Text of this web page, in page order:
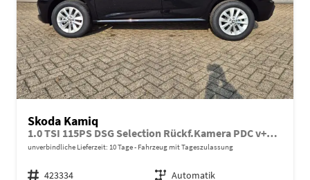
Skoda Kamiq
1.0 TSI 115PS DSG Selection Rückf.Kamera PDC v+h Sitzheizung Klimaautomatik Skoda-Radio Apple CarPlay + Android Auto Tempomat Garantieverlängerung 16"LM
unverbindliche Lieferzeit: 10 Tage Fahrzeug mit Tageszulassung
Fahrzeugnr. 423334 Getriebe Automatik